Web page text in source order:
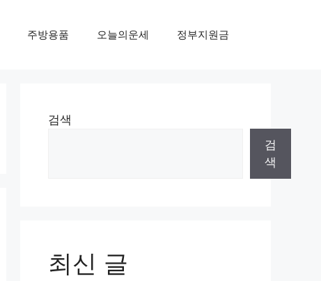
주방용품 오늘의운세 정부지원금
검색
검
색
최신 글